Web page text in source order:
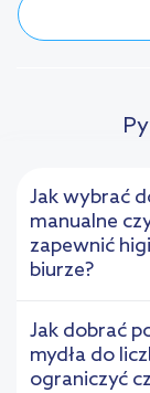
Jak wybrać
manualne
zapewnić
biurze?
Jak dobrać
mydła do
ograniczyć